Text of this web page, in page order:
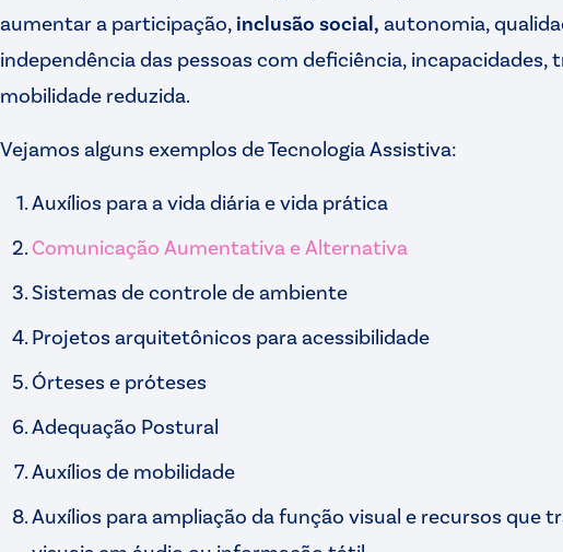
aumentar a participação, inclusão social, autonomia,
independência das pessoas com deficiência, incapacidades,
mobilidade reduzida.
Vejamos alguns exemplos de Tecnologia Assistiva:
Auxílios para a vida diária e vida prática
Comunicação Aumentativa e Alternativa
Sistemas de controle de ambiente
Projetos arquitetônicos para acessibilidade
Órteses e próteses
Adequação Postural
Auxílios de mobilidade
Auxílios para ampliação da função visual e recursos que